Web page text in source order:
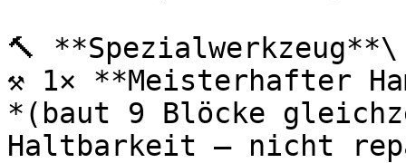
🔨 **Spezialwerkzeug**\
⚒️ 1× **Meisterhafter
*(baut 9 Blöcke
Haltbarkeit – nicht